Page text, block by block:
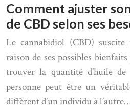
Comment ajuster
de CBD selon ses
Le cannabidiol (CBD)
raison de ses possibles
trouver la quantité d’huile de
personne peut être un
diffèrent d’un individu à